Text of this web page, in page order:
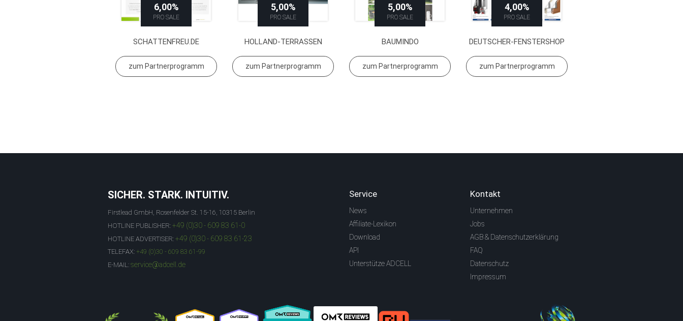
6,00%
PRO SALE
SCHATTENFREU.DE
zum Partnerprogramm
5,00%
PRO SALE
HOLLAND-TERRASSEN
zum Partnerprogramm
5,00%
PRO SALE
BAUMINDO
zum Partnerprogramm
4,00%
PRO SALE
DEUTSCHER-FENSTERSHOP
zum Partnerprogramm
SICHER. STARK. INTUITIV.
Firstlead GmbH, Rosenfelder St. 15-16, 10315 Berlin
HOTLINE PUBLISHER: +49 (0)30 - 609 83 61-0
HOTLINE ADVERTISER: +49 (0)30 - 609 83 61-23
TELEFAX: +49 (0)30 - 609 83 61-99
E-MAIL: service@adcell.de
Service
News
Affiliate-Lexikon
Download
API
Unterstütze ADCELL
Kontakt
Unternehmen
Jobs
AGB & Datenschutzerklärung
FAQ
Datenschutz
Impressum